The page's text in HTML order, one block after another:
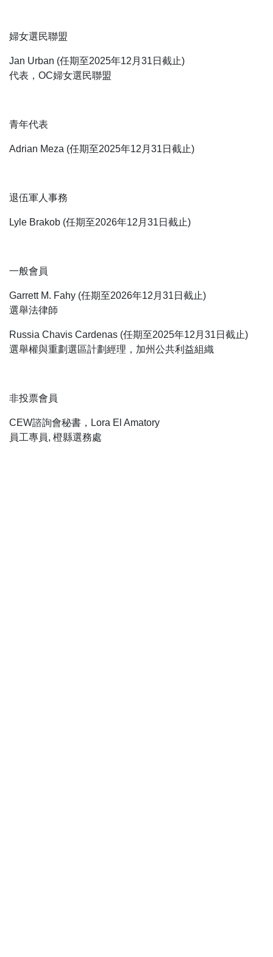
婦女選民聯盟
Jan Urban (任期至2025年12月31日截止)
代表，OC婦女選民聯盟
青年代表
Adrian Meza (任期至2025年12月31日截止)
退伍軍人事務
Lyle Brakob (任期至2026年12月31日截止)
一般會員
Garrett M. Fahy (任期至2026年12月31日截止)
選舉法律師
Russia Chavis Cardenas (任期至2025年12月31日截止)
選舉權與重劃選區計劃經理，加州公共利益組織
非投票會員
CEW諮詢會秘書，Lora El Amatory
員工專員, 橙縣選務處